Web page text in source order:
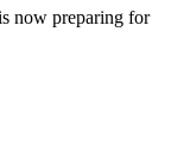
now preparing for